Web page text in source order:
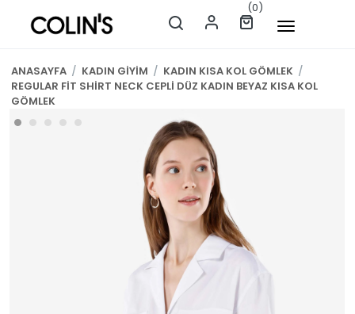
(0)
ANASAYFA / KADIN GİYİM / KADIN KISA KOL GÖMLEK /
REGULAR FİT SHİRT NECK CEPLİ DÜZ KADIN BEYAZ KISA KOL
GÖMLEK